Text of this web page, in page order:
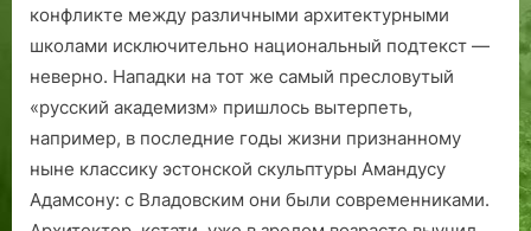
конфликте между различными архитектурными
школами исключительно национальный подтекст —
неверно. Нападки на тот же самый пресловутый
«русский академизм» пришлось вытерпеть,
например, в последние годы жизни признанному
ныне классику эстонской скульптуры Амандусу
Адамсону: с Владовским они были современниками.